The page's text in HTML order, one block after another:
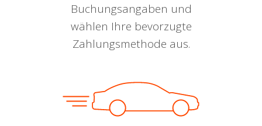
Buchungsangaben und
wählen Ihre bevorzugte
Zahlungsmethode aus.